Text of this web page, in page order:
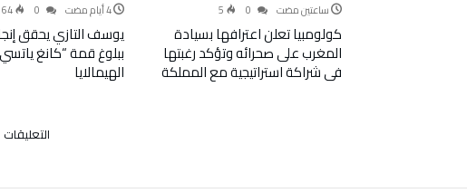
‫‫‫‏‫ساعتين مضت‬ 5
كولومبيا تعلن اعترافها بسيادة
المغرب على صحرائه وتؤكد رغبتها
في شراكة استراتيجية مع المملكة
64
يوسف التازي يحقق
الهيمالايا
التعليقات